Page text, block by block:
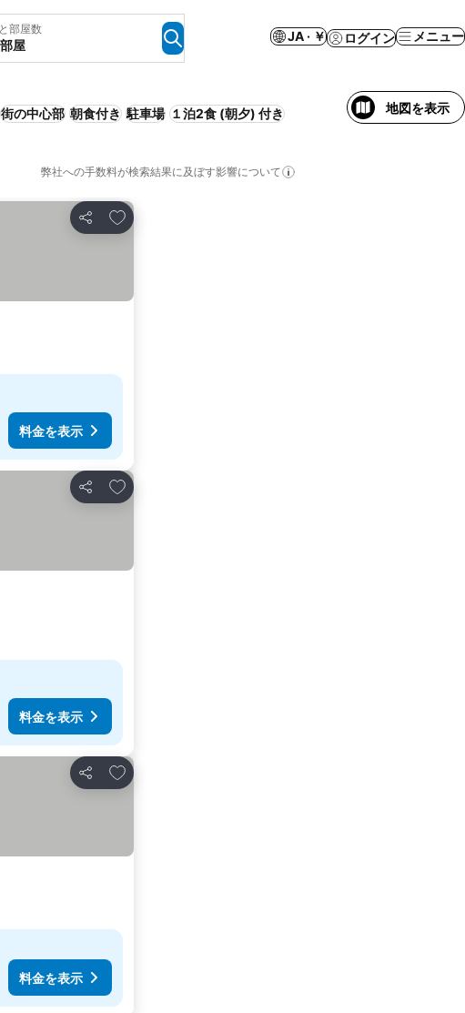
部屋数
屋
JA · ￥ ログイン メニュー
街の中心部 朝食付き 駐車場 １泊2食 (朝夕) 付き 地図を表示
弊社への手数料が検索結果に及ぼす影響について
シェア
お気に入りに追加
料金を表示
シェア
お気に入りに追加
料金を表示
シェア
お気に入りに追加
料金を表示